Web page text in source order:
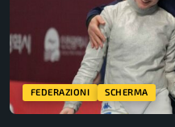
FEDERAZIONI SCHERMA